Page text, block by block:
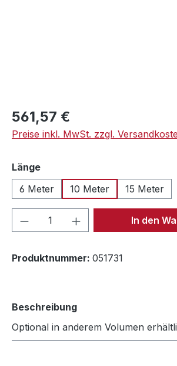
Regulärer Preis:
561,57 €
Preise inkl. MwSt. zzgl.
Längeauswählen
6 Meter
10 Meter 15 Meter
Produkt Anzahl: Gib den
In den
Produktnummer: 051731
Beschreibung
Optional in anderem Volumen